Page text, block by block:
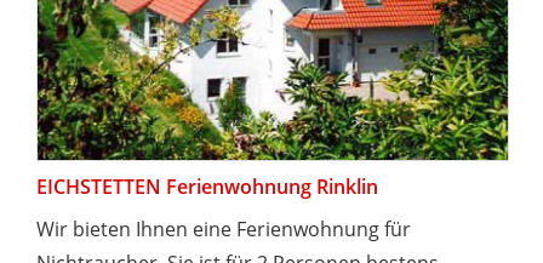
EICHSTETTEN Ferienwohnung Rinklin
Wir bieten Ihnen eine Ferienwohnung für